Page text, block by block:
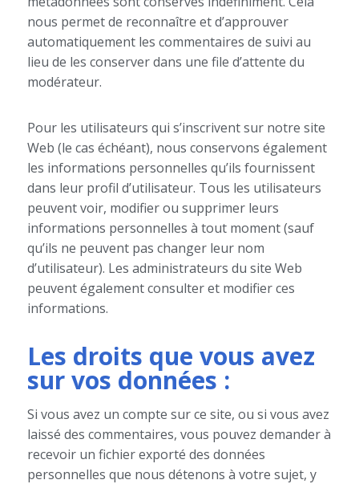
nous permet de reconnaître et d’approuver
automatiquement les commentaires de suivi au
lieu de les conserver dans une file d’attente du
modérateur.
Pour les utilisateurs qui s’inscrivent sur notre site
Web (le cas échéant), nous conservons également
les informations personnelles qu’ils fournissent
dans leur profil d’utilisateur. Tous les utilisateurs
peuvent voir, modifier ou supprimer leurs
informations personnelles à tout moment (sauf
qu’ils ne peuvent pas changer leur nom
d’utilisateur). Les administrateurs du site Web
peuvent également consulter et modifier ces
informations.
Les droits que vous avez
sur vos données :
Si vous avez un compte sur ce site, ou si vous avez
laissé des commentaires, vous pouvez demander à
recevoir un fichier exporté des données
personnelles que nous détenons à votre sujet, y